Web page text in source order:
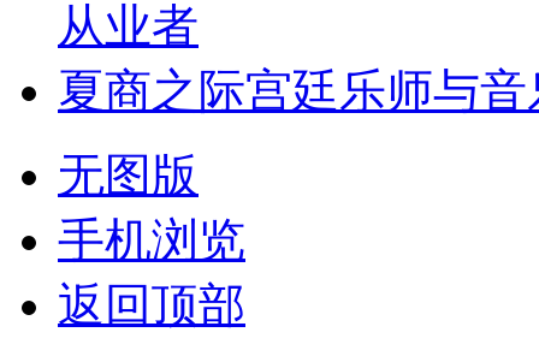
从业者
夏商之际宫廷乐师与
无图版
手机浏览
返回顶部